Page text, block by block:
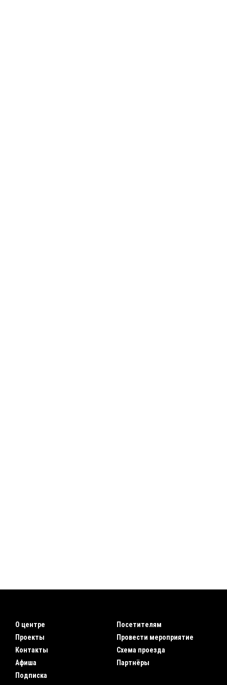
О центре
Проекты
Контакты
Афиша
Подписка
Посетителям
Провести мероприятие
Схема проезда
Партнёры